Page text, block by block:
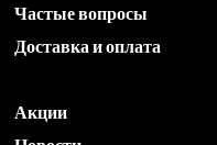
Частые вопросы
Доставка и оплата
Акции